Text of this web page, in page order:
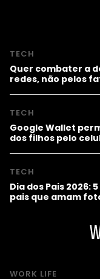
TECH
Quer combater a
redes, não pelos
TECH
Google Wallet
dos filhos pelo
TECH
Dia dos Pais 2026:
pais que amam
WORK LIFE